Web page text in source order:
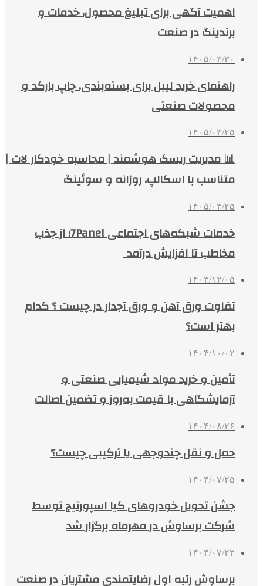
اهمیت آگهی برای تبلیغ محصول، خدمات و
برندینگ در صنعت
۱۴۰۵/۰۳/۳۰
راهنمای خرید لیبل برای بسته‌بندی، چاپ بارکد و
محصولات صنعتی
۱۴۰۵/۰۳/۲۵
📊 مدیریت ریسک هوشمند | محاسبه خودکار لات |
متناسب با اسکالپ، روزانه و سوئینگ
۱۴۰۵/۰۳/۲۵
خدمات شبکه‌های اجتماعی 7Panel؛ از جذب
مخاطب تا افزایش درآمد
۱۴۰۳/۱۲/۰۵
تفاوت ورق آهن و ورق آجدار در چیست ؟ کدام
بهتر است؟
۱۴۰۴/۱۰/۰۲
تأمین و خرید مواد شیمیایی صنعتی و
آزمایشگاهی با قیمت به‌روز و تضمین اصالت
۱۴۰۴/۰۸/۲۶
حمل و نقل چندوجهی یا ترکیبی چیست؟
۱۴۰۴/۰۷/۲۵
جشن تحویل خودروهای کیا اسپورتیج توسط
شرکت برساوش در مهرماه برگزار شد
۱۴۰۴/۰۷/۲۲
برساوش رتبه اول رضایتمندی مشتریان در صنعت